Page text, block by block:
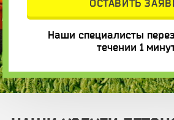
Наши специалисты
течении 1